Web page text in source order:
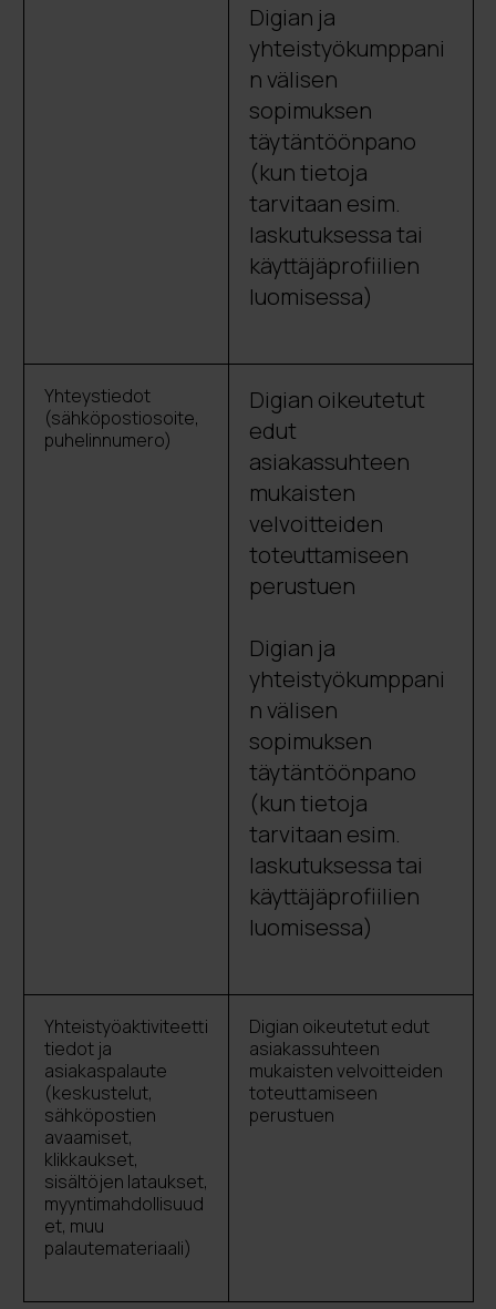
Digian ja
yhteistyökumppani
n välisen
sopimuksen
täytäntöönpano
(kun tietoja
tarvitaan esim.
laskutuksessa tai
käyttäjäprofiilien
luomisessa)
Yhteystiedot
(sähköpostiosoite,
puhelinnumero)
Digian oikeutetut
edut
asiakassuhteen
mukaisten
velvoitteiden
toteuttamiseen
perustuen
Digian ja
yhteistyökumppani
n välisen
sopimuksen
täytäntöönpano
(kun tietoja
tarvitaan esim.
laskutuksessa tai
käyttäjäprofiilien
luomisessa)
Yhteistyöaktiviteetti
tiedot ja
asiakaspalaute
(keskustelut,
sähköpostien
avaamiset,
klikkaukset,
sisältöjen lataukset,
myyntimahdollisuud
et, muu
palautemateriaali)
Digian oikeutetut edut
asiakassuhteen
mukaisten velvoitteiden
toteuttamiseen
perustuen